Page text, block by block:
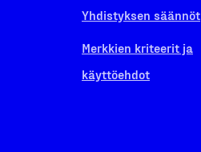
Yhdistyksen säännöt
Merkkien kriteerit ja
käyttöehdot